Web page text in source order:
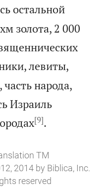
остальной
золота, 2 000
левиты,
народа,
Израиль
[9].
TM
2014 by Biblica, Inc.
reserved